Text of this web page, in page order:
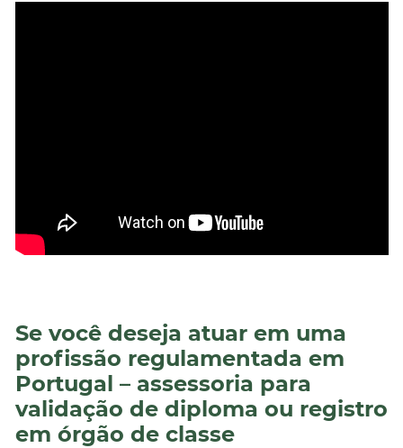
Se você deseja atuar em uma
profissão regulamentada em
Portugal – assessoria para
validação de diploma ou registro
em órgão de classe